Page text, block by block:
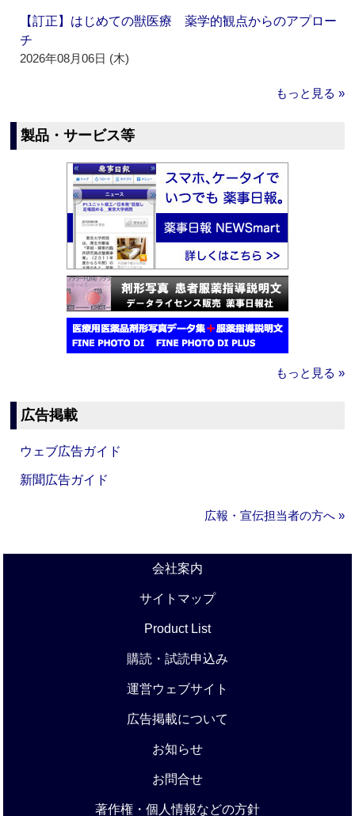
【訂正】はじめての獣医療 薬学的観点からのアプロー
チ
2026年08月06日 (木)
もっと見る »
製品・サービス等
もっと見る »
広告掲載
ウェブ広告ガイド
新聞広告ガイド
広報・宣伝担当者の方へ »
会社案内
サイトマップ
Product List
購読・試読申込み
運営ウェブサイト
広告掲載について
お知らせ
お問合せ
著作権・個人情報などの方針